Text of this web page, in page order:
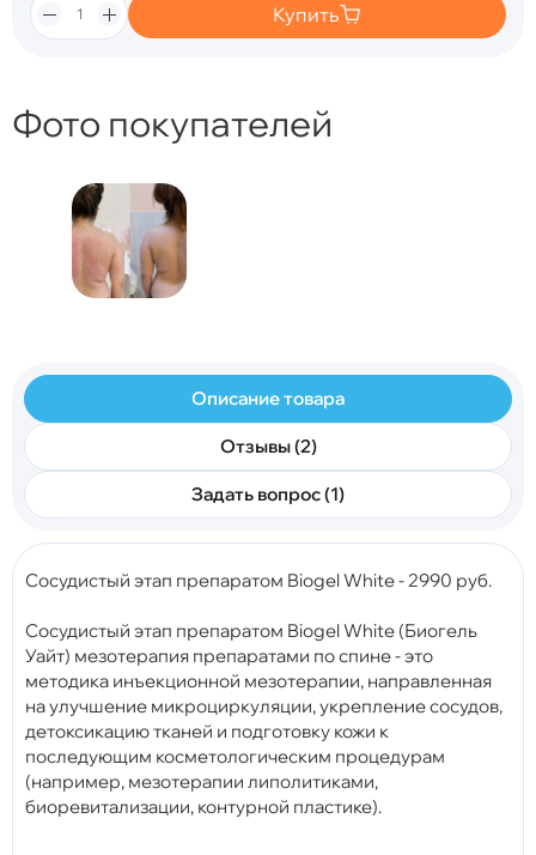
Купить
Фото покупателей
Описание товара
Отзывы (2)
Задать вопрос (1)
Сосудистый этап препаратом Biogel White - 2990 руб.
Cосудистый этап препаратом Biogel White (Биогель
Уайт) мезотерапия препаратами по спине - это
методика инъекционной мезотерапии, направленная
на улучшение микроциркуляции, укрепление сосудов,
детоксикацию тканей и подготовку кожи к
последующим косметологическим процедурам
(например, мезотерапии липолитиками,
биоревитализации, контурной пластике).